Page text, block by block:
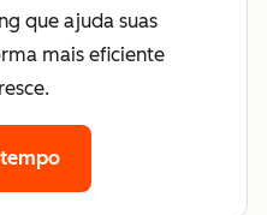
que ajuda suas
mais eficiente